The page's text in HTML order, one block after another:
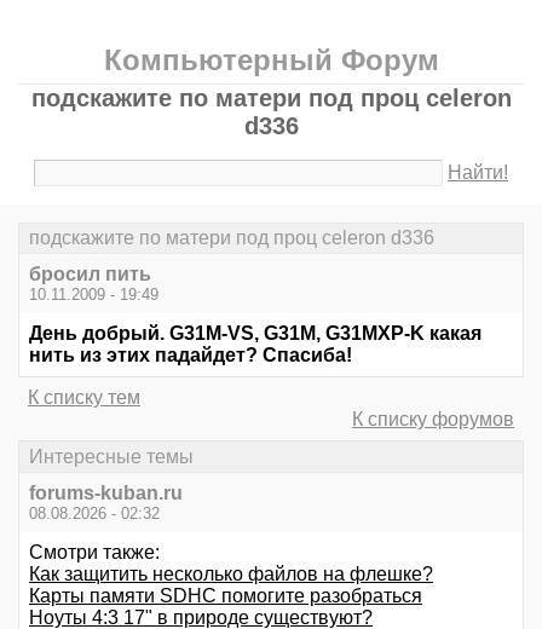
Компьютерный Форум
подскажите по матери под проц celeron
d336
Найти!
подскажите по матери под проц celeron d336
бросил пить
10.11.2009 - 19:49
День добрый. G31M-VS, G31M, G31MXP-K какая
нить из этих падайдет? Спасиба!
К списку тем
К списку форумов
Интересные темы
forums-kuban.ru
08.08.2026 - 02:32
Смотри также:
Как защитить несколько файлов на флешке?
Карты памяти SDHC помогите разобраться
Ноуты 4:3 17" в природе существуют?